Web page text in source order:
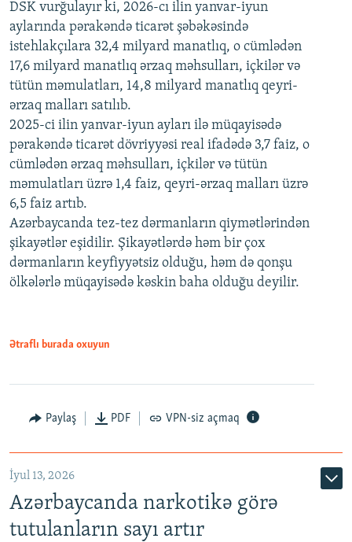
DSK vurğulayır ki, 2026-cı ilin yanvar-iyun
aylarında pərakəndə ticarət şəbəkəsində
istehlakçılara 32,4 milyard manatlıq, o cümlədən
17,6 milyard manatlıq ərzaq məhsulları, içkilər və
tütün məmulatları, 14,8 milyard manatlıq qeyri-
ərzaq malları satılıb.
2025-ci ilin yanvar-iyun ayları ilə müqayisədə
pərakəndə ticarət dövriyyəsi real ifadədə 3,7 faiz, o
cümlədən ərzaq məhsulları, içkilər və tütün
məmulatları üzrə 1,4 faiz, qeyri-ərzaq malları üzrə
6,5 faiz artıb.
Azərbaycanda tez-tez dərmanların qiymətlərindən
şikayətlər eşidilir. Şikayətlərdə həm bir çox
dərmanların keyfiyyətsiz olduğu, həm də qonşu
ölkələrlə müqayisədə kəskin baha olduğu deyilir.
Ətraflı burada oxuyun
Paylaş PDF VPN-siz açmaq
İyul 13, 2026
Azərbaycanda narkotikə görə
tutulanların sayı artır